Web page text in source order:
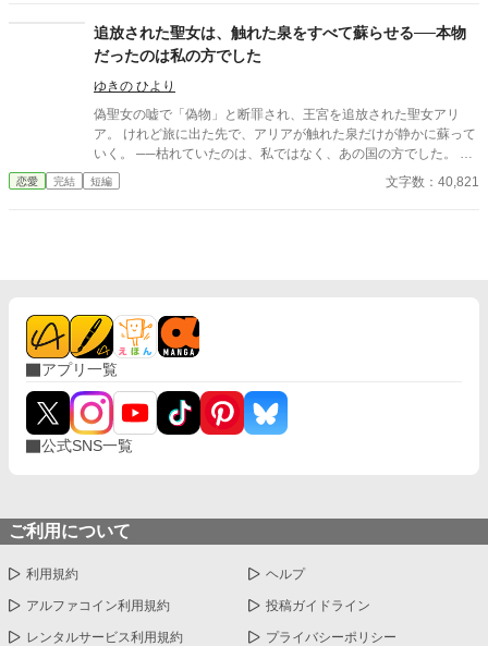
された翔は、林間学校で用意したキャンプ用品一式を使って彼ら
の食生活を改革することに。 スキル『無』で時々無双。双子の美
少女エルフや木に宿る幼女精霊に囲まれ、翔の異世界生活冒険譚
は始まった。 ＊小説家になろう・カクヨムでも投稿しております
（完結済み
追放された聖女は、触れた泉をすべて蘇らせる──本物
だったのは私の方でした
ゆきの ひより
偽聖女の嘘で「偽物」と断罪され、王宮を追放された聖女アリ
ア。 けれど旅に出た先で、アリアが触れた泉だけが静かに蘇って
いく。 ──枯れていたのは、私ではなく、あの国の方でした。 隣
国の王子ユリウスに迎えられ、 アリアは本当の力と居場所を取り
戻していく。 一方、アリアを追放した国では聖泉が完全に干上が
恋愛 完結 短編 文字数：40,821
アプリ一覧
公式SNS一覧
ご利用について
利用規約 ヘルプ
アルファコイン利用規約 投稿ガイドライン
レンタルサービス利用規約 プライバシーポリシー